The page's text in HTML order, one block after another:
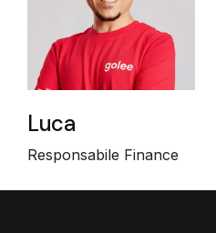
Luca
Responsabile Finance